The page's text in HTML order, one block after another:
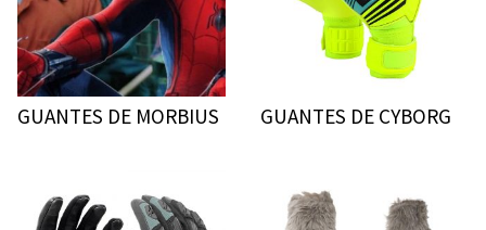
GUANTES DE MORBIUS GUANTES DE CYBORG